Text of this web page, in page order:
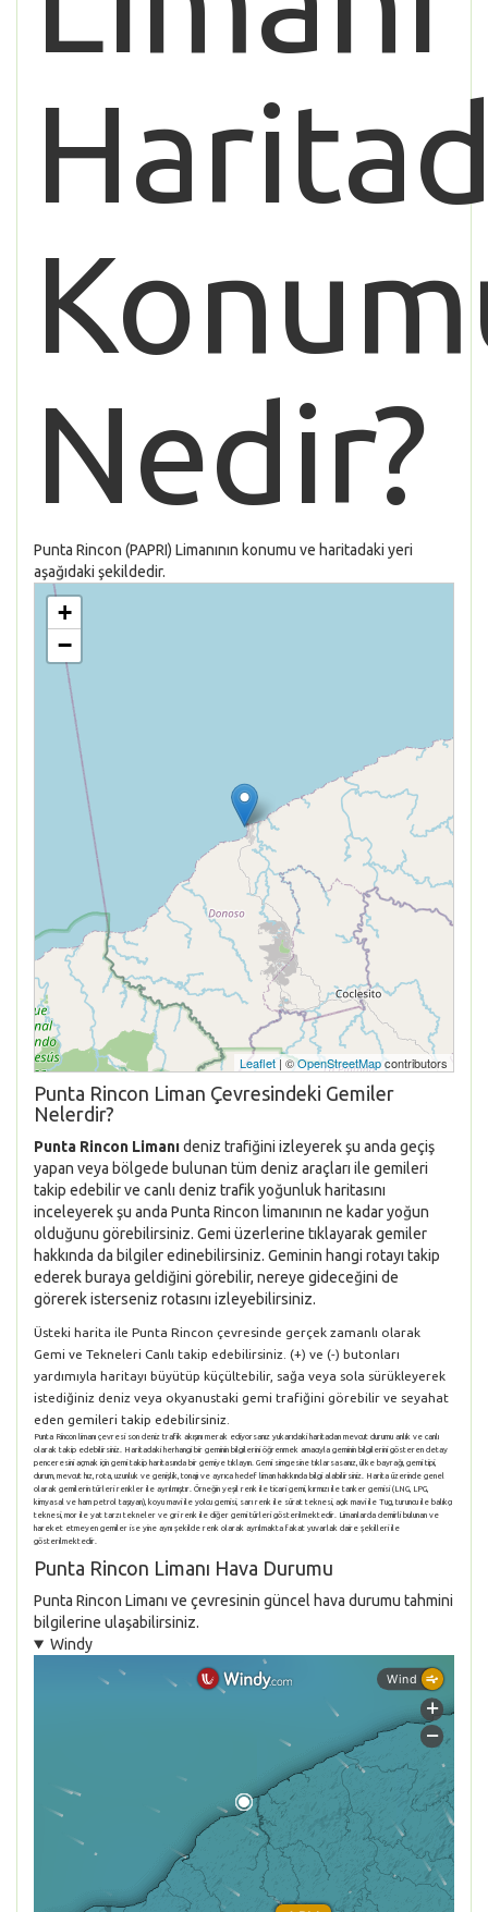
Nedir?
Punta Rincon (PAPRI) Limanının konumu ve haritadaki yeri
aşağıdaki şekildedir.
+
−
Leaflet | ©OpenStreetMapcontributors
Punta Rincon Liman Çevresindeki Gemiler
Nelerdir?
Punta Rincon Limanıdeniz trafiğini izleyerek şu anda geçiş
yapan veya bölgede bulunan tüm deniz araçları ile gemileri
takip edebilir ve canlı deniz trafik yoğunluk haritasını
inceleyerek şu anda Punta Rincon limanının ne kadar yoğun
olduğunu görebilirsiniz. Gemi üzerlerine tıklayarak gemiler
hakkında da bilgiler edinebilirsiniz. Geminin hangi rotayı takip
ederek buraya geldiğini görebilir, nereye gideceğini de
görerek isterseniz rotasını izleyebilirsiniz.
Üsteki harita ile Punta Rincon çevresinde gerçek zamanlı olarak
Gemi ve Tekneleri Canlı takip edebilirsiniz. (+) ve (-) butonları
yardımıyla haritayı büyütüp küçültebilir, sağa veya sola sürükleyerek
istediğiniz deniz veya okyanustaki gemi trafiğini görebilir ve seyahat
eden gemileri takip edebilirsiniz.
Punta Rincon limanı çevresi son deniz trafik akışını merak ediyorsanız yukarıdaki haritadan mevcut durumu anlık ve canlı
olarak takip edebilirsiniz. Haritadaki herhangi bir geminin bilgilerini öğrenmek amacıyla geminin bilgilerini gösteren detay
penceresini açmak için gemi takip haritasında bir gemiye tıklayın. Gemi simgesine tıklarsasanız, ülke bayrağı, gemi tipi,
durum, mevcut hız, rota, uzunluk ve genişlik, tonajı ve ayrıca hedef liman hakkında bilgi alabilirsiniz. Harita üzerinde genel
olarak gemilerin türleri renkler ile ayrılmıştır. Örneğin yeşil renk ile ticari gemi, kırmızı ile tanker gemisi (LNG, LPG,
kimyasal ve ham petrol taşıyan), koyu mavi ile yolcu gemisi, sarı renk ile sürat teknesi, açık mavi ile Tug, turuncu ile balıkçı
teknesi, mor ile yat tarzı tekneler ve gri renk ile diğer gemi türleri gösterilmektedir. Limanlarda demirli bulunan ve
hareket etmeyen gemiler ise yine aynı şekilde renk olarak ayrılmakta fakat yuvarlak daire şekilleri ile
gösterilmektedir.
Punta Rincon Limanı Hava Durumu
Punta Rincon Limanı ve çevresinin güncel hava durumu tahmini
bilgilerine ulaşabilirsiniz.
Windy